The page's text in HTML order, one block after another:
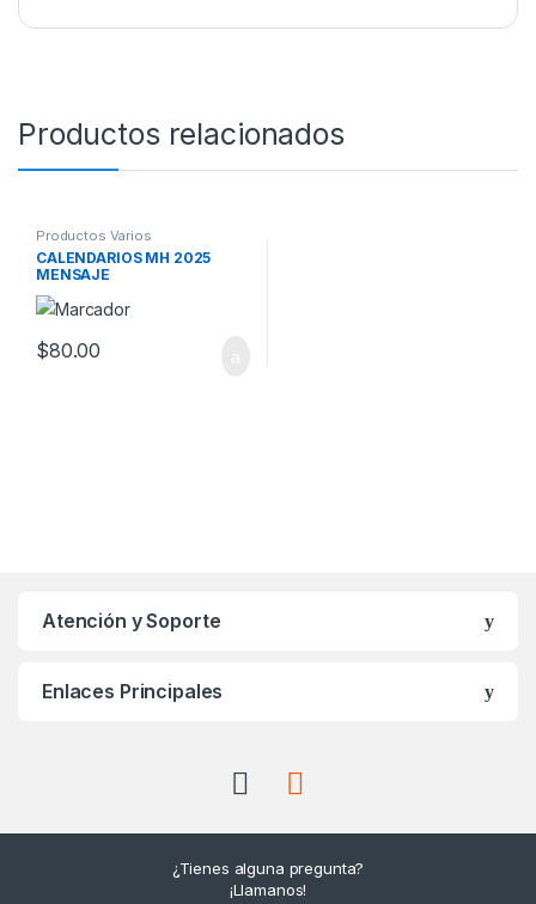
Productos relacionados
Productos Varios
CALENDARIOS MH 2025
MENSAJE
$80.00
Atención y Soporte
Enlaces Principales
¿Tienes alguna pregunta?
¡Llamanos!